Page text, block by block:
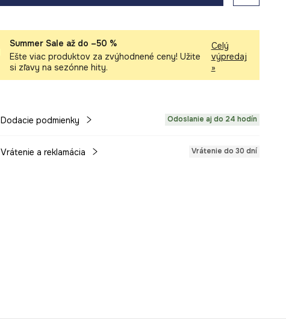
Summer Sale až do –50 %
Ešte viac produktov za zvýhodnené ceny! Užite
si zľavy na sezónne hity.
Celý
výpredaj
»
Dodacie podmienky Odoslanie aj do 24 hodín
Vrátenie a reklamácia Vrátenie do 30 dní